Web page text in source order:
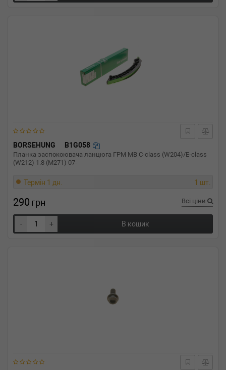
BORSEHUNG B1G058
Планка заспокоювача ланцюга ГРМ MB C-class (W204)/E-class
(W212) 1.8 (M271) 07-
Термін 1 дн. 1 шт.
290 грн Всі ціни
- + В кошик